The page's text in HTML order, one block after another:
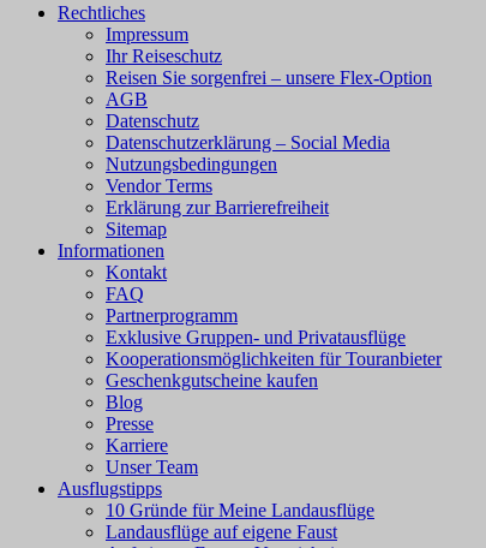
Rechtliches
Impressum
Ihr Reiseschutz
Reisen Sie sorgenfrei – unsere Flex-Option
AGB
Datenschutz
Datenschutzerklärung – Social Media
Nutzungsbedingungen
Vendor Terms
Erklärung zur Barrierefreiheit
Sitemap
Informationen
Kontakt
FAQ
Partnerprogramm
Exklusive Gruppen- und Privatausflüge
Kooperationsmöglichkeiten für Touranbieter
Geschenkgutscheine kaufen
Blog
Presse
Karriere
Unser Team
Ausflugstipps
10 Gründe für Meine Landausflüge
Landausflüge auf eigene Faust